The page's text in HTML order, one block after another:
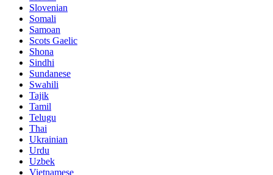
Slovenian
Somali
Samoan
Scots Gaelic
Shona
Sindhi
Sundanese
Swahili
Tajik
Tamil
Telugu
Thai
Ukrainian
Urdu
Uzbek
Vietnamese